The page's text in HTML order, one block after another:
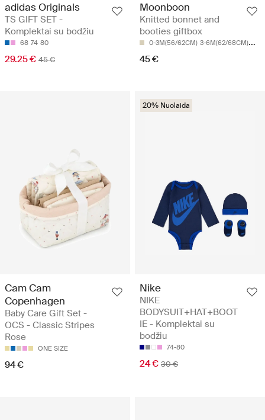
adidas Originals
TS GIFT SET -
Komplektai su bodžiu
68 74 80
29.25 € 45 €
Moonboon
Knitted bonnet and
booties giftbox
0-3M(56/62CM) 3-6M(62/68CM) 6-
45 €
Cam Cam
Copenhagen
Baby Care Gift Set -
OCS - Classic Stripes
Rose
ONE SIZE
94 €
20% Nuolaida
Nike
NIKE
BODYSUIT+HAT+BOOT
IE - Komplektai su
bodžiu
74-80
24 € 30 €